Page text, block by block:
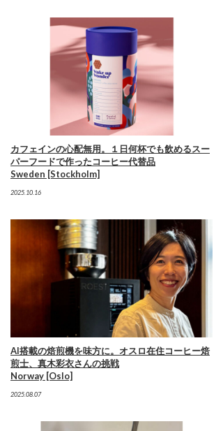
カフェインの心配無用。１日何杯でも飲めるスー
パーフードで作ったコーヒー代替品
Sweden [Stockholm]
2025.10.16
AI搭載の焙煎機を味方に。オスロ在住コーヒー焙
煎士、真木彩衣さんの挑戦
Norway [Oslo]
2025.08.07